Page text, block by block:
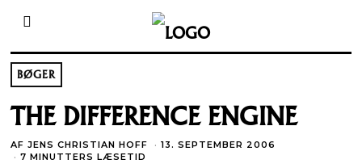
BØGER
THE DIFFERENCE ENGINE
AFJENS CHRISTIAN HOFF
13. SEPTEMBER 2006
7 MINUTTERS LÆSETID